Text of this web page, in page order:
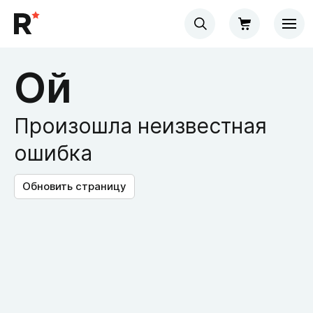
Ой
Произошла неизвестная
ошибка
Обновить страницу